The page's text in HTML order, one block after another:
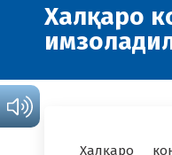
Халқаро
Халқаро